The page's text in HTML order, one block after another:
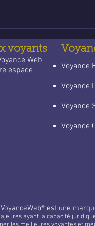
quotidien
voyants
Web
espace
​Voyance
Voyance
Voyance
Voyance
VoyanceWeb® est une
ayant la capacité